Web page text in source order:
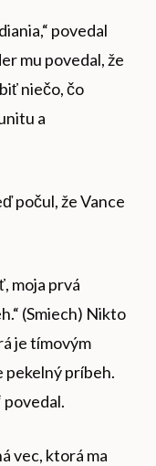
povedal
mu povedal, že
niečo, čo
a
počul, že Vance
moja prvá
(Smiech) Nikto
je tímovým
pekelný príbeh.
povedal.
vec, ktorá ma